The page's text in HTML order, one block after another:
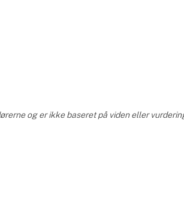
og er ikke baseret på viden eller